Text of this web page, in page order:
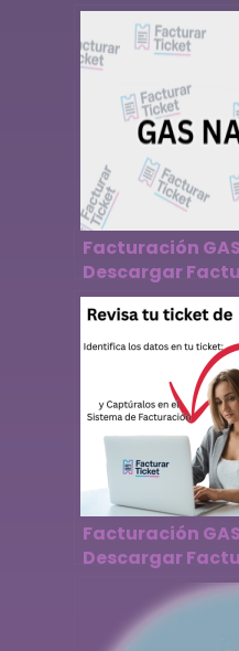
Facturación GAS
Descargar
Facturación GAS
Descargar